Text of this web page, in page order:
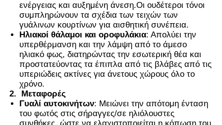
ενέργειας και αυξημένη άνεση.Οι ουδέτεροι τόνοι
συμπληρώνουν τα σχέδια των τειχών των
γυάλινων κουρτίνων για αισθητική συνέπεια.
Ηλιακοί θάλαμοι και οροφυλάκια: Απολύει την
υπερθέρμανση και την λάμψη από το άμεσο
ηλιακό φως, διατηρώντας την εσωτερική θέα και
προστατεύοντας τα έπιπλα από τις βλάβες από τις
υπεριώδεις ακτίνες για άνετους χώρους όλο το
χρόνο.
2.
Μεταφορές
Γυαλί αυτοκινήτων: Μειώνει την απότομη ένταση
του φωτός στις σήραγγες/σε ηλιόλουστες